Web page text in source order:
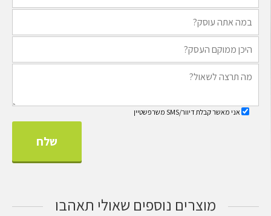
אני מאשר קבלת דיוור/SMS משרפשטיין
מוצרים נוספים שאולי תאהבו